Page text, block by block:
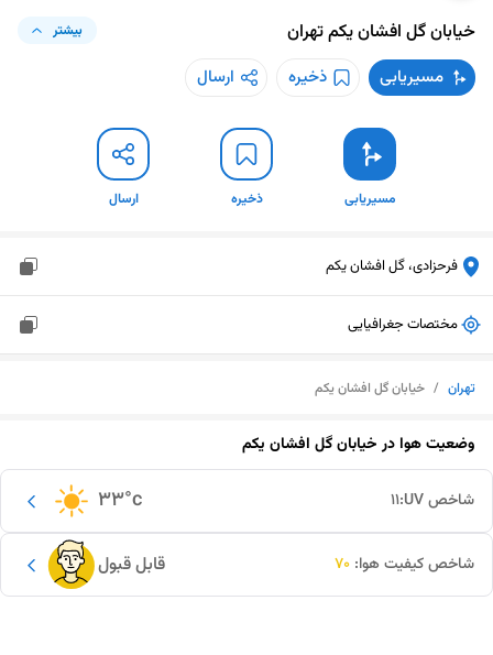
خیابان گل افشان یکمتهران بیشتر
مسیریابی ذخیره ارسال
مسیریابی ذخیره ارسال
فرحزادی، گل افشان یکم
مختصات جغرافیایی
تهران / خیابان گل افشان یکم
وضعیت هوا درخیابان گل افشان یکم
33°c شاخص UV: 11
قابل قبول شاخص کیفیت هوا: 70